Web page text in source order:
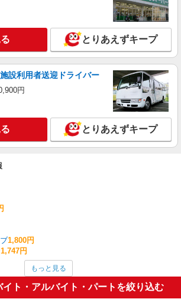
とりあえずキープ
設利用者送迎ドライバー
円
とりあえずキープ
1,800円
1,747円
1,680円
・助産師
1,660円
もっと見る
ト・アルバイト・パートを絞り込む